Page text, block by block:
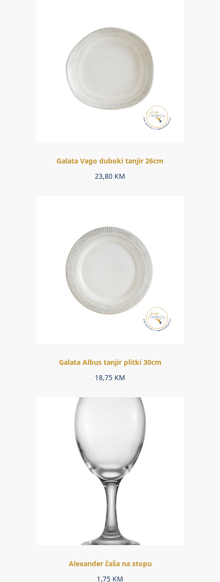
Galata Vago duboki tanjir 26cm
23,80 KM
Galata Albus tanjir plitki 30cm
18,75 KM
Alexander čaša na stopu
1,75 KM